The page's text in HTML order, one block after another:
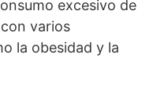
excesivo de
varios
la obesidad y la